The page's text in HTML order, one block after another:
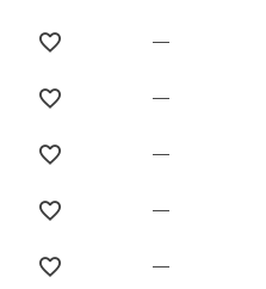
—
—
—
—
—